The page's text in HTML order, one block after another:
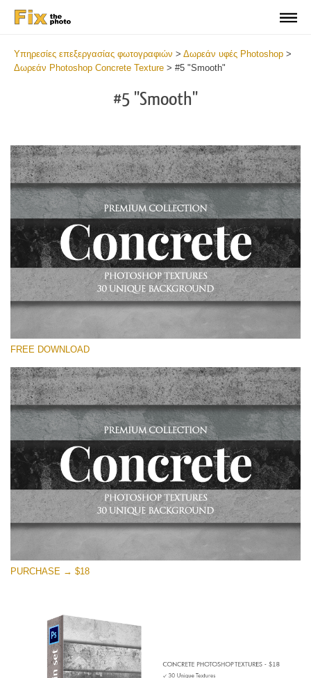
Υπηρεσίες επεξεργασίας φωτογραφιών > Δωρεάν υφές Photoshop >
Δωρεάν Photoshop Concrete Texture > #5 "Smooth"
#5 "Smooth"
Please select
Small 800*533px
Concrete Textures
(30 Overlays)
Large 6000*4000px
Entire Collection
(1783 Overlays)
Large 6000*4000px
Free download
FREE DOWNLOAD
PURCHASE → $18